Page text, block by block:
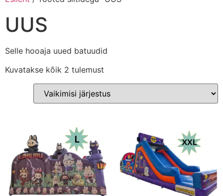
UUS
Selle hooaja uued batuudid
Kuvatakse kõik 2 tulemust